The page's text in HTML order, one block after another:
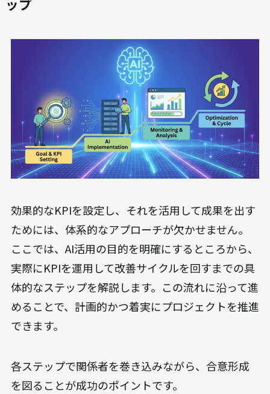
ップ
効果的なKPIを設定し、それを活用して成果を出す
ためには、体系的なアプローチが欠かせません。
ここでは、AI活用の目的を明確にするところから、
実際にKPIを運用して改善サイクルを回すまでの具
体的なステップを解説します。この流れに沿って進
めることで、計画的かつ着実にプロジェクトを推進
できます。
各ステップで関係者を巻き込みながら、合意形成
を図ることが成功のポイントです。